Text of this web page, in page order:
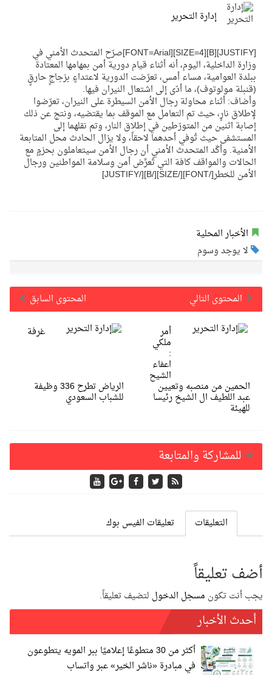
إدارة التحرير
[JUSTIFY][B][SIZE=4][FONT=Arial]صرّح المتحدث الأمني في
وزارة الداخلية، اليوم، أنه أثناء قيام دورية أمن بمهامها المعتادة
ببلدة العوامية، مساء أمس، تعرّضت الدورية لاعتداءٍ بزجاجٍ حارقٍ
(قنبلة مولوتوف)، ما أدّى إلى اشتعال النيران فيها.
وأضاف: أثناء محاولة رجال الأمن السيطرة على النيران، تعرّضوا
لإطلاق نارٍ، حيث تم التعامل مع الموقف بما يقتضيه، ونتج عن ذلك
إصابة اثنين من المتورّطين في إطلاق النار، وتم نقلهما إلى
المستشفى حيث تُوفي أحدهما لاحقاً، ولا يزال الحادث محل المتابعة
الأمنية. وأكّد المتحدث الأمني أن رجال الأمن سيتعاملون بحزمٍ مع
الحالات والمواقف كافة التي تُعرِّض أمن وسلامة المواطنين ورجال
الأمن للخطر[/FONT][/SIZE][/B][/JUSTIFY]
الأخبار المحلية
لا يوجد وسوم
المحتوى السابق
المحتوى التالي
غرفة
الرياض تطرح 336 وظيفة
للشباب السعودي
أمر
ملكي
:
اعفاء
الشيح
الحمين من منصبه وتعيين
عبد اللطيف ال الشيخ رئيسا
للهيئة
للمشاركة والمتابعة
التعليقات تعليقات الفيس بوك
أضف تعليقاً
يجب أنت تكون مسجل الدخول لتضيف تعليقاً.
أحدث الأخبار
أكثر من 30 متطوعًا إعلاميًا ببر المويه يتطوعون
في مبادرة «ناشر الخير» عبر واتساب